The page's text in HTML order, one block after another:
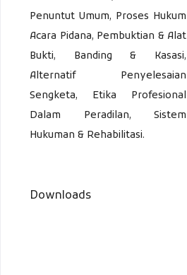
Penuntut Umum, Proses Hukum
Acara Pidana, Pembuktian & Alat
Bukti, Banding & Kasasi,
Alternatif Penyelesaian
Sengketa, Etika Profesional
Dalam Peradilan, Sistem
Hukuman & Rehabilitasi.
Downloads